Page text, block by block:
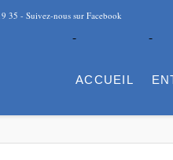
35 - Suivez-nous sur Facebook
ACCUEIL